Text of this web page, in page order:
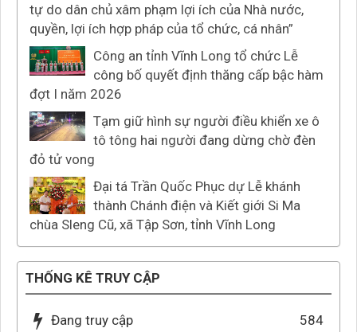
tự do dân chủ xâm phạm lợi ích của Nhà nước,
quyền, lợi ích hợp pháp của tổ chức, cá nhân”
Công an tỉnh Vĩnh Long tổ chức Lễ
công bố quyết định thăng cấp bậc hàm
đợt I năm 2026
Tạm giữ hình sự người điều khiển xe ô
tô tông hai người đang dừng chờ đèn
đỏ tử vong
Đại tá Trần Quốc Phục dự Lễ khánh
thành Chánh điện và Kiết giới Si Ma
chùa Sleng Cũ, xã Tập Sơn, tỉnh Vĩnh Long
THỐNG KÊ TRUY CẬP
Đang truy cập
584